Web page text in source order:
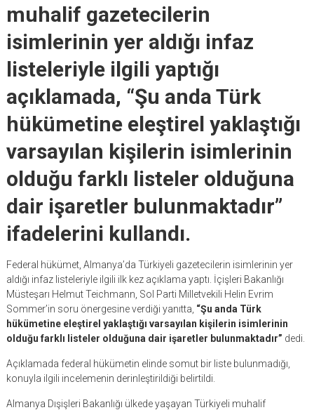
muhalif gazetecilerin
isimlerinin yer aldığı infaz
listeleriyle ilgili yaptığı
açıklamada, “Şu anda Türk
hükümetine eleştirel yaklaştığı
varsayılan kişilerin isimlerinin
olduğu farklı listeler olduğuna
dair işaretler bulunmaktadır”
ifadelerini kullandı.
Federal hükümet, Almanya’da Türkiyeli gazetecilerin isimlerinin yer
aldığı infaz listeleriyle ilgili ilk kez açıklama yaptı. İçişleri Bakanlığı
Müsteşarı Helmut Teichmann, Sol Parti Milletvekili Helin Evrim
Sommer’in soru önergesine verdiği yanıtta, “Şu anda Türk
hükümetine eleştirel yaklaştığı varsayılan kişilerin isimlerinin
olduğu farklı listeler olduğuna dair işaretler bulunmaktadır” dedi.
Açıklamada federal hükümetin elinde somut bir liste bulunmadığı,
konuyla ilgili incelemenin derinleştirildiği belirtildi.
Almanya Dışişleri Bakanlığı ülkede yaşayan Türkiyeli muhalif